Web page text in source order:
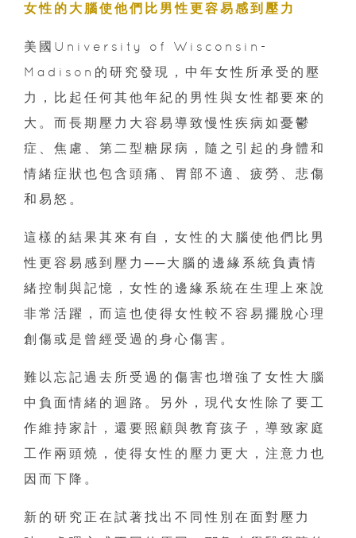
女性的大腦使他們比男性更容易感到壓力
美國University of Wisconsin-
Madison的研究發現，中年女性所承受的壓
力，比起任何其他年紀的男性與女性都要來的
大。而長期壓力大容易導致慢性疾病如憂鬱
症、焦慮、第二型糖尿病，隨之引起的身體和
情緒症狀也包含頭痛、胃部不適、疲勞、悲傷
和易怒。
這樣的結果其來有自，女性的大腦使他們比男
性更容易感到壓力──大腦的邊緣系統負責情
緒控制與記憶，女性的邊緣系統在生理上來說
非常活躍，而這也使得女性較不容易擺脫心理
創傷或是曾經受過的身心傷害。
難以忘記過去所受過的傷害也增強了女性大腦
中負面情緒的迴路。另外，現代女性除了要工
作維持家計，還要照顧與教育孩子，導致家庭
工作兩頭燒，使得女性的壓力更大，注意力也
因而下降。
新的研究正在試著找出不同性別在面對壓力